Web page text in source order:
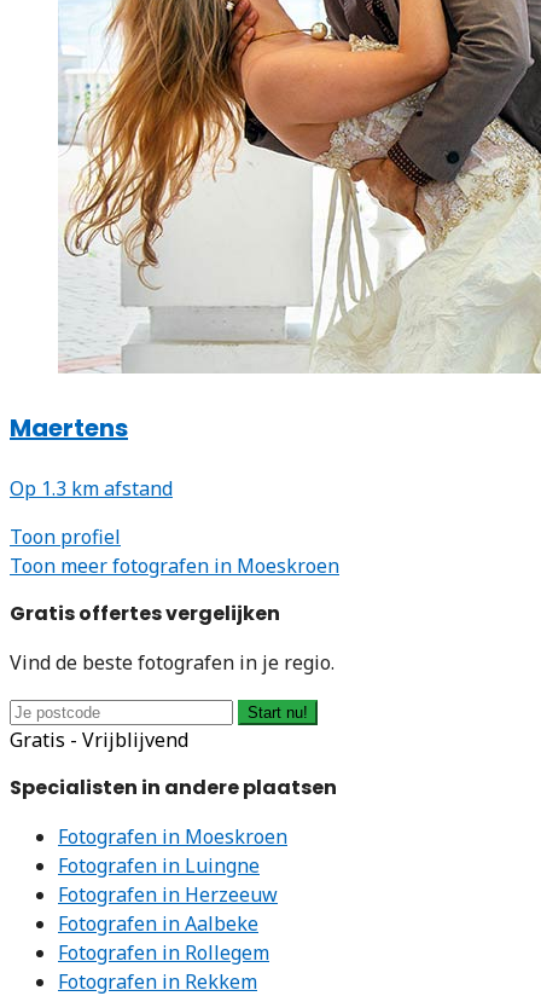
Maertens
Op 1.3 km afstand
Toon profiel
Toon meer fotografen in Moeskroen
Gratis offertes vergelijken
Vind de beste fotografen in je regio.
Start nu!
Gratis - Vrijblijvend
Specialisten in andere plaatsen
Fotografen in Moeskroen
Fotografen in Luingne
Fotografen in Herzeeuw
Fotografen in Aalbeke
Fotografen in Rollegem
Fotografen in Rekkem